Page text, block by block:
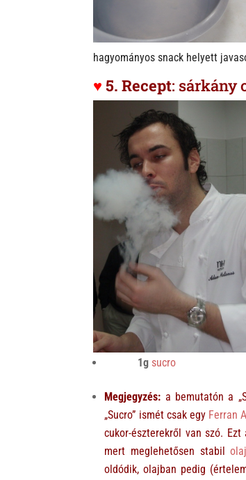
hagyományos snack helyett
♥ 5. Recept: sárkány
1g sucro
Megjegyzés: a bemutatón a
„Sucro” ismét csak egy Ferran
cukor-észterekről van szó.
mert meglehetősen stabil
oldódik, olajban pedig